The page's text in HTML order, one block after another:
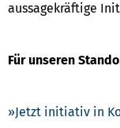
aussagekräftige
Für unseren
Jetzt initiativ in